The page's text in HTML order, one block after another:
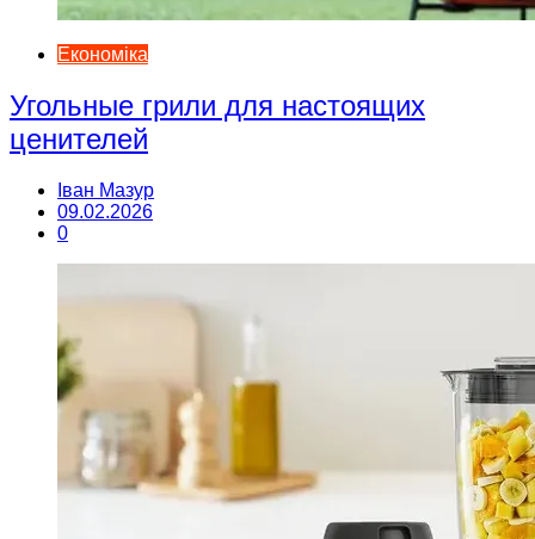
Економіка
Угольные грили для настоящих
ценителей
Іван Мазур
09.02.2026
0